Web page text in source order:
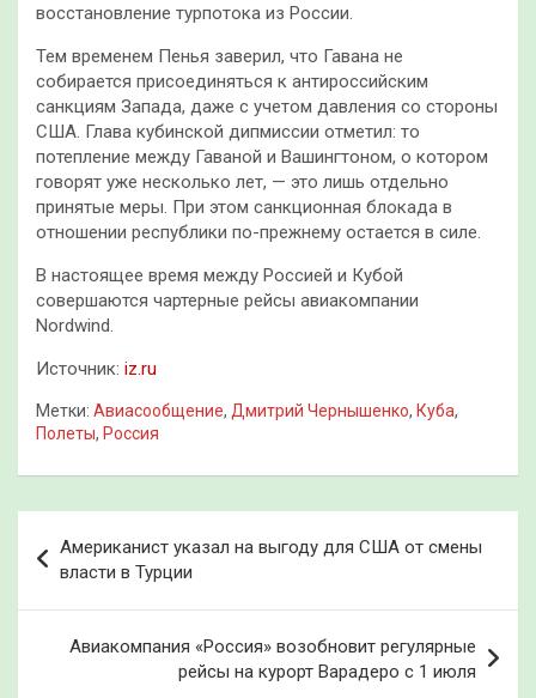
восстановление турпотока из России.
Тем временем Пенья заверил, что Гавана не
собирается присоединяться к антироссийским
санкциям Запада, даже с учетом давления со стороны
США. Глава кубинской дипмиссии отметил: то
потепление между Гаваной и Вашингтоном, о котором
говорят уже несколько лет, — это лишь отдельно
принятые меры. При этом санкционная блокада в
отношении республики по-прежнему остается в силе.
В настоящее время между Россией и Кубой
совершаются чартерные рейсы авиакомпании
Nordwind.
Источник: iz.ru
Метки: Авиасообщение, Дмитрий Чернышенко, Куба,
Полеты, Россия
по
записям
Американист указал на выгоду для США от смены
власти в Турции
Авиакомпания «Россия» возобновит регулярные
рейсы на курорт Варадеро с 1 июля